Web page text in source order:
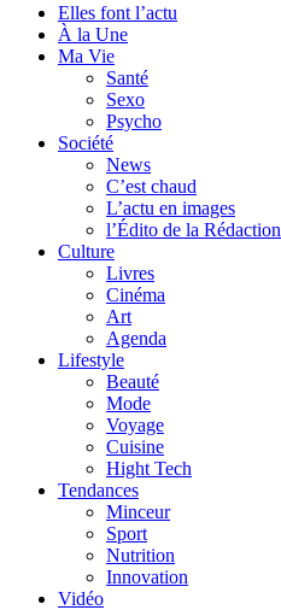
Elles font l’actu
À la Une
Ma Vie
Santé
Sexo
Psycho
Société
News
C’est chaud
L’actu en images
l’Édito de la Rédaction
Culture
Livres
Cinéma
Art
Agenda
Lifestyle
Beauté
Mode
Voyage
Cuisine
Hight Tech
Tendances
Minceur
Sport
Nutrition
Innovation
Vidéo